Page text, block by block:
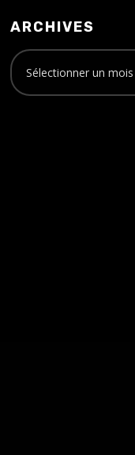
ARCHIVES